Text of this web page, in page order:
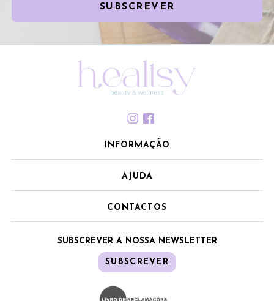
SUBSCREVER
INFORMAÇÃO
AJUDA
CONTACTOS
SUBSCREVER A NOSSA NEWSLETTER
SUBSCREVER